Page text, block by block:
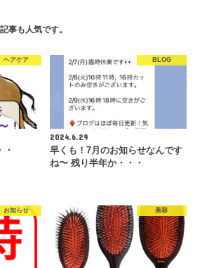
事も人気です。
ヘアケア BLOG
2024.6.29
早くも！7月のお知らせなんです
ね〜 残り半年か・・・
お知らせ 美容